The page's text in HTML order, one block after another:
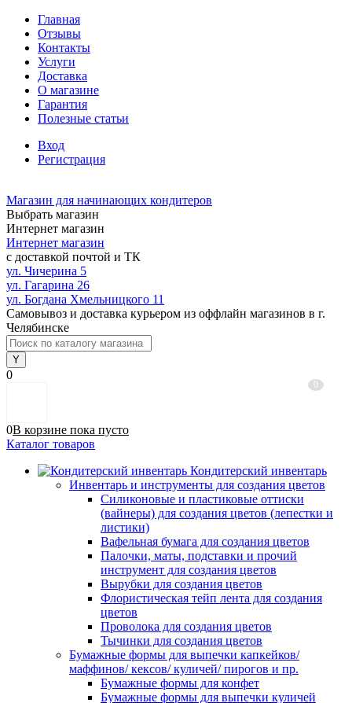
Главная
Отзывы
Контакты
Услуги
Доставка
О магазине
Гарантия
Полезные статьи
Вход
Регистрация
Магазин для начинающих кондитеров
Выбрать магазин
Интернет магазин
Интернет магазин
с доставкой почтой и ТК
ул. Чичерина 5
ул. Гагарина 26
ул. Богдана Хмельницкого 11
Самовывоз и доставка курьером из оффлайн магазинов в г.
Челябинске
0
0В корзине пока пусто
Каталог товаров
Кондитерский инвентарь
Инвентарь и инструменты для создания цветов
Силиконовые и пластиковые оттиски
(вайнеры) для создания цветов (лепестки и
листики)
Вафельная бумага для создания цветов
Палочки, маты, подставки и прочий
инструмент для создания цветов
Вырубки для создания цветов
Флористическая тейп лента для создания
цветов
Проволока для создания цветов
Тычинки для создания цветов
Бумажные формы для выпечки капкейков/
маффинов/ кексов/ куличей/ пирогов и пр.
Бумажные формы для конфет
Бумажные формы для выпечки куличей